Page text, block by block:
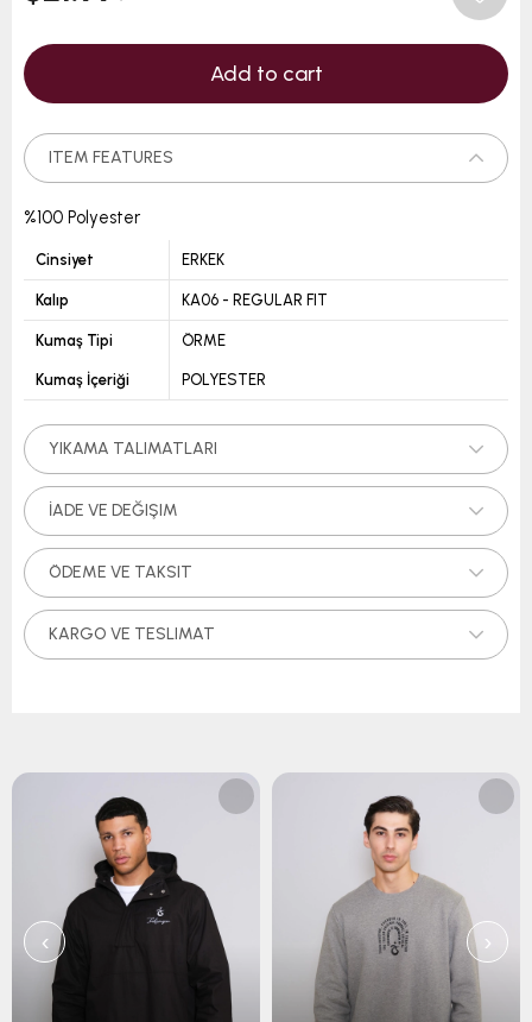
ITEM FEATURES
%100 Polyester
Cinsiyet ERKEK
Kalıp KA06 - REGULAR FIT
Kumaş Tipi ÖRME
Kumaş İçeriği POLYESTER
YIKAMA TALIMATLARI
İADE VE DEĞIŞIM
ÖDEME VE TAKSIT
KARGO VE TESLIMAT
‹ ›